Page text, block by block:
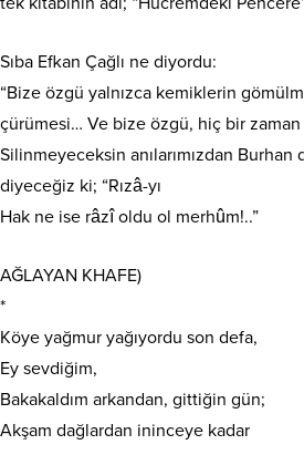
Sıba Efkan Çağlı ne diyordu:
“Bize özgü yalnızca kemiklerin
çürümesi… Ve bize özgü, hiç bir zaman
Silinmeyeceksin anılarımızdan Burhan
diyeceğiz ki; “Rızâ-yı
Hak ne ise râzî oldu ol merhûm!..”
AĞLAYAN KHAFE)
*
Köye yağmur yağıyordu son defa,
Ey sevdiğim,
Bakakaldım arkandan, gittiğin gün;
Akşam dağlardan ininceye kadar